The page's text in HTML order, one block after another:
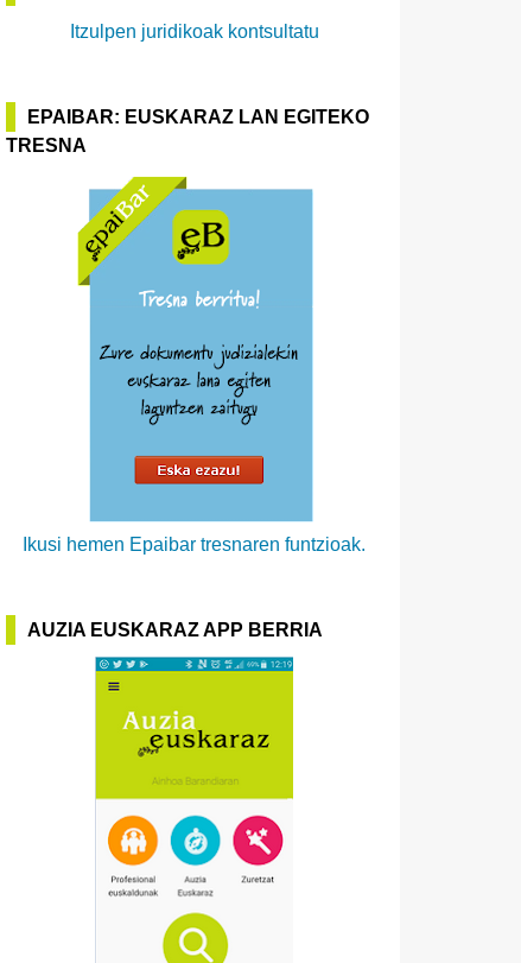
Itzulpen juridikoak kontsultatu
EPAIBAR: EUSKARAZ LAN EGITEKO
TRESNA
Ikusi hemen Epaibar tresnaren funtzioak.
AUZIA EUSKARAZ APP BERRIA